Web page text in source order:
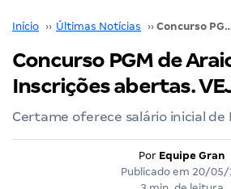
Início ›› Últimas Notícias ›› Concurso PGM de Araioses
Concurso PGM de
Inscrições abertas.
Certame oferece salário inicial de
Por Equipe Gran
Publicado em 20/05/